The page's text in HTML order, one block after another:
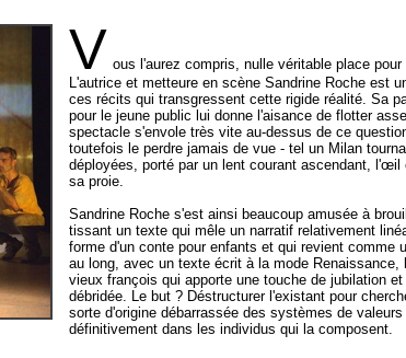
V ous l'aurez compris, nulle véritable place
L'autrice et metteure en scène Sandrine Roche est
ces récits qui transgressent cette rigide réalité. Sa
pour le jeune public lui donne l'aisance de flotter
spectacle s'envole très vite au-dessus de ce
toutefois le perdre jamais de vue - tel un Milan
déployées, porté par un lent courant ascendant,
sa proie.
Sandrine Roche s'est ainsi beaucoup amusée à
tissant un texte qui mêle un narratif relativement
forme d'un conte pour enfants et qui revient comme
au long, avec un texte écrit à la mode Renaissance,
vieux françois qui apporte une touche de jubilation
débridée. Le but ? Déstructurer l'existant pour
sorte d'origine débarrassée des systèmes de
définitivement dans les individus qui la composent.